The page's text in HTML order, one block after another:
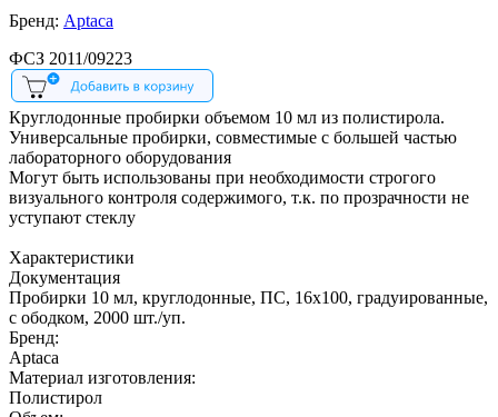
Бренд: Aptaca
ФСЗ 2011/09223
Круглодонные пробирки объемом 10 мл из полистирола.
Универсальные пробирки, совместимые с большей частью
лабораторного оборудования
Могут быть использованы при необходимости строгого
визуального контроля содержимого, т.к. по прозрачности не
уступают стеклу
Характеристики
Документация
Пробирки 10 мл, круглодонные, ПС, 16х100, градуированные,
с ободком, 2000 шт./уп.
Бренд:
Aptaca
Материал изготовления:
Полиcтирол